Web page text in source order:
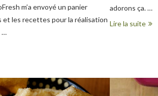
m’a envoyé un panier
les recettes pour la réalisation
…
adorons ça. …
Lire la suite